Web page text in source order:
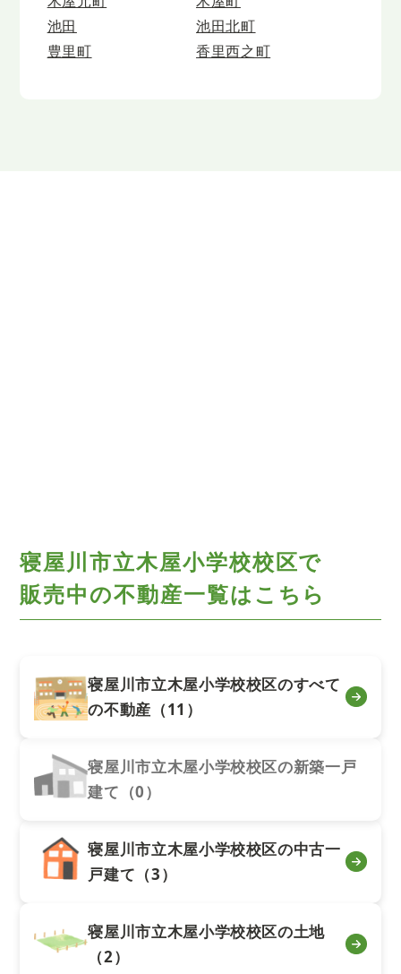
池田
池田北町
豊里町
香里西之町
寝屋川市立木屋小学校校区で
販売中の不動産一覧はこちら
寝屋川市立木屋小学校校区のすべて
の不動産（11）
寝屋川市立木屋小学校校区の新築一戸
建て（0）
寝屋川市立木屋小学校校区の中古一
戸建て（3）
寝屋川市立木屋小学校校区の土地
（2）